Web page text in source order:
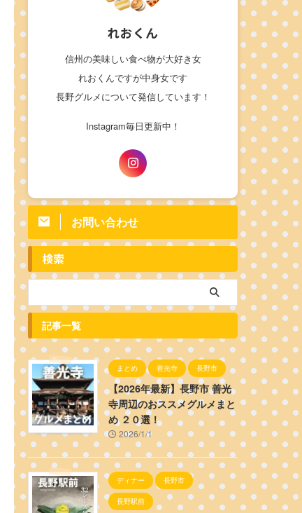
れおくん
信州の美味しい食べ物が大好き女
れおくんですが中身女です
長野グルメについて発信しています！
Instagram毎日更新中！
お問い合わせ
検索
記事一覧
まとめ 善光寺 長野市
【2026年最新】長野市 善光
寺周辺のおススメグルメまと
め ２０選！
2026/1/1
ディナー 長野市
長野駅前